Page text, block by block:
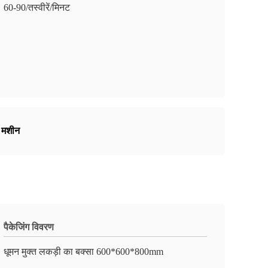
60-90/तस्वीरें/मिनट
पैकेजिंग विवरण
धूमन मुक्त लकड़ी का बक्सा 600*600*800mm